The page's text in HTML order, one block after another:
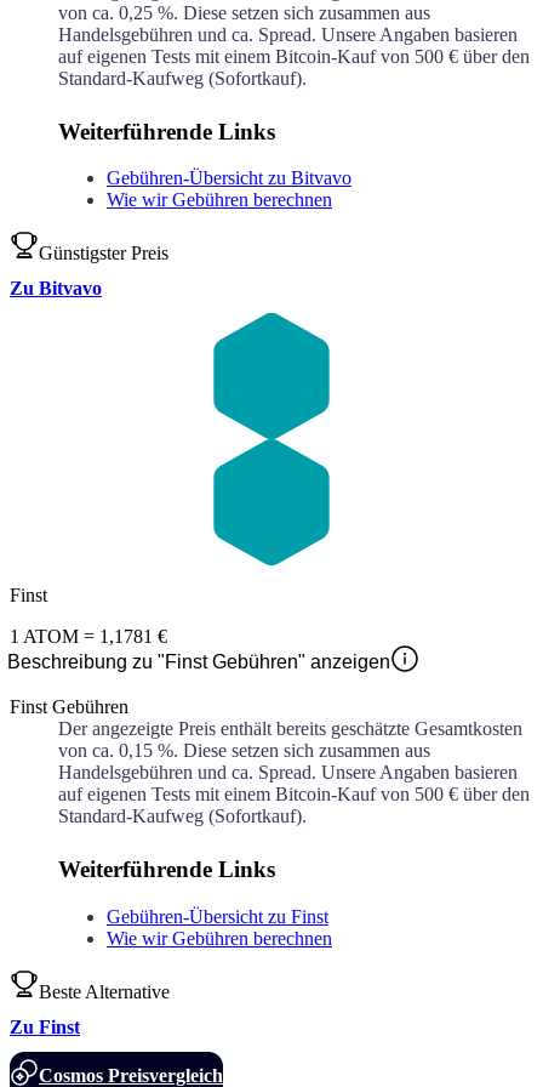
von ca. 0,25 %. Diese setzen sich zusammen aus
Handelsgebühren und ca. Spread. Unsere Angaben basieren
auf eigenen Tests mit einem Bitcoin-Kauf von 500 € über den
Standard-Kaufweg (Sofortkauf).
Weiterführende Links
Gebühren-Übersicht zu Bitvavo
Wie wir Gebühren berechnen
Günstigster Preis
Zu Bitvavo
Finst
1 ATOM = 1,1781 €
Beschreibung zu "Finst Gebühren" anzeigen
Finst Gebühren
Der angezeigte Preis enthält bereits geschätzte Gesamtkosten
von ca. 0,15 %. Diese setzen sich zusammen aus
Handelsgebühren und ca. Spread. Unsere Angaben basieren
auf eigenen Tests mit einem Bitcoin-Kauf von 500 € über den
Standard-Kaufweg (Sofortkauf).
Weiterführende Links
Gebühren-Übersicht zu Finst
Wie wir Gebühren berechnen
Beste Alternative
Zu Finst
Cosmos Preisvergleich